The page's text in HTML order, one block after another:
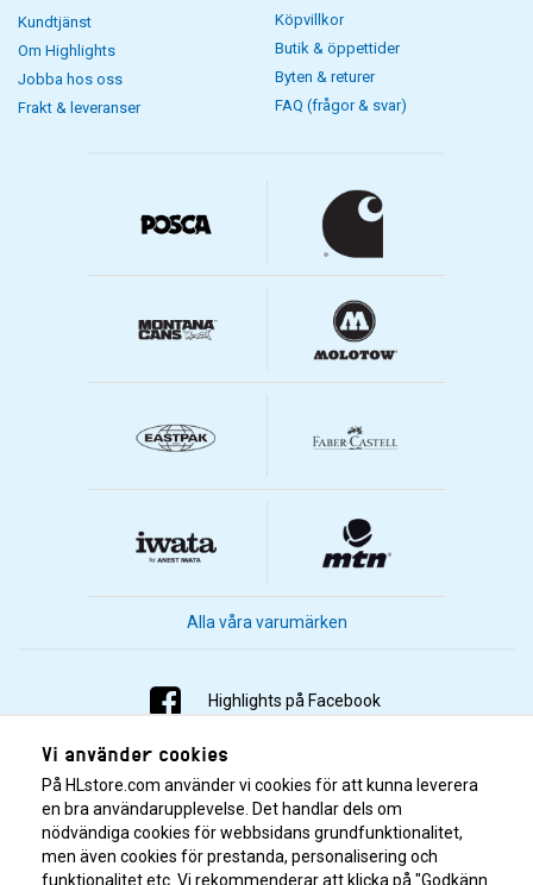
Kundtjänst
Om Highlights
Jobba hos oss
Frakt & leveranser
Köpvillkor
Butik & öppettider
Byten & returer
FAQ (frågor & svar)
Alla våra varumärken
Highlights på Facebook
Highlights på Instagram
Highlights på Youtube
Highlights på Tiktok
Vi använder cookies
På HLstore.com använder vi cookies för att kunna leverera
en bra användarupplevelse. Det handlar dels om
nödvändiga cookies för webbsidans grundfunktionalitet,
men även cookies för prestanda, personalisering och
funktionalitet etc. Vi rekommenderar att klicka på "Godkänn